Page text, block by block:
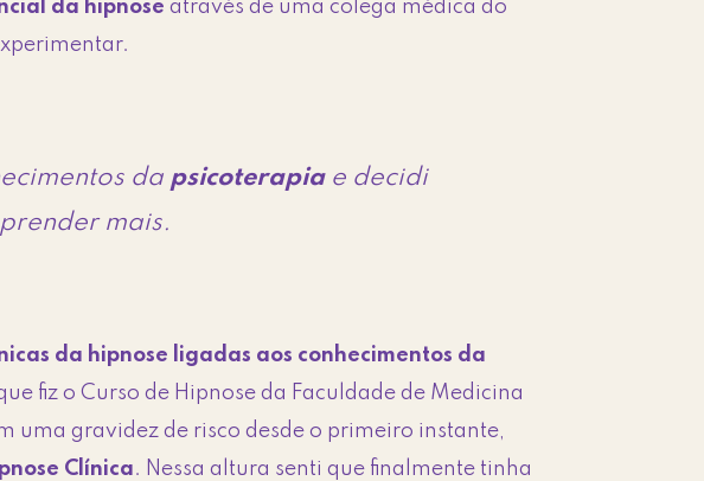
da hipnose através de uma colega médica do
da psicoterapiae decidi
mais.
da hipnose ligadas aos conhecimentos da
fiz o Curso de Hipnose da Faculdade de Medicina
uma gravidez de risco desde o primeiro instante,
Clínica. Nessa altura senti que finalmente tinha